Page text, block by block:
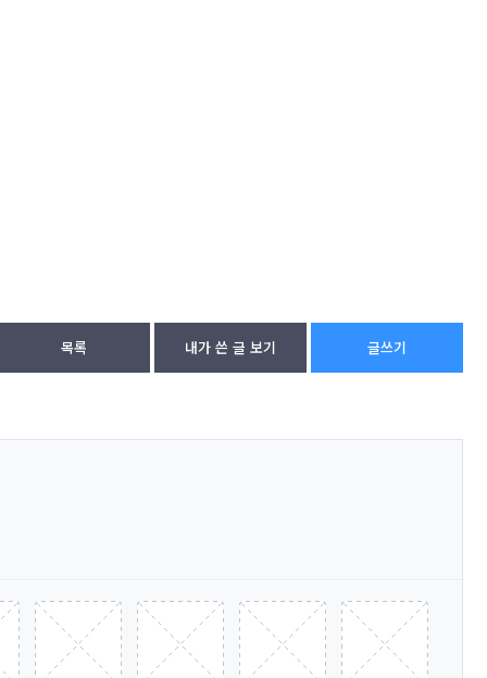
목록 내가 쓴 글 보기 글쓰기